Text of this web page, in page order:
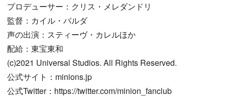
プロデューサー：クリス・メレダンドリ
監督：カイル・バルダ
声の出演：スティーヴ・カレルほか
配給：東宝東和
(c)2021 Universal Studios. All Rights Reserved.
公式サイト：minions.jp
公式Twitter：https://twitter.com/minion_fanclub